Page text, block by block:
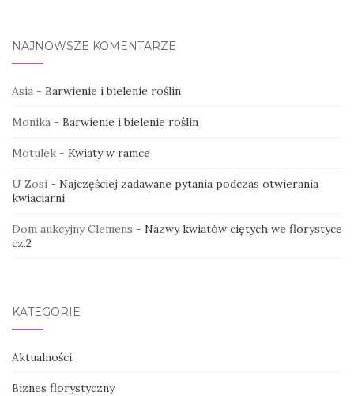
NAJNOWSZE KOMENTARZE
Asia - Barwienie i bielenie roślin
Monika - Barwienie i bielenie roślin
Motulek - Kwiaty w ramce
U Zosi - Najczęściej zadawane pytania podczas otwierania
kwiaciarni
Dom aukcyjny Clemens - Nazwy kwiatów ciętych we florystyce
cz.2
KATEGORIE
Aktualności
Biznes florystyczny